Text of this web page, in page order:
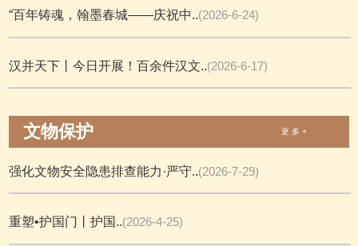
“百年铸魂，翰墨春城——庆祝中..(2026-6-24)
汉并天下丨今日开展！百余件汉文..(2026-6-17)
文物保护 更 多 +
强化文物安全隐患排查能力·严守..(2026-7-29)
重塑•护国门丨护国..(2026-4-25)